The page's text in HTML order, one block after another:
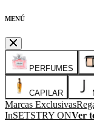
MENÚ
PERFUMES
CAPILAR
Marcas Exclusivas
InSETSTRY ONVer